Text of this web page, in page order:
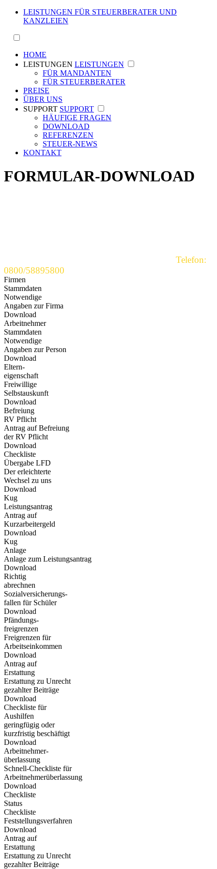
LEISTUNGEN FÜR STEUERBERATER UND
KANZLEIEN
HOME
LEISTUNGEN LEISTUNGEN
FÜR MANDANTEN
FÜR STEUERBERATER
PREISE
ÜBER UNS
SUPPORT SUPPORT
HÄUFIGE FRAGEN
DOWNLOAD
REFERENZEN
STEUER-NEWS
KONTAKT
FORMULAR-DOWNLOAD
Telefon:
0800/58895800
Firmen
Stammdaten
Notwendige
Angaben zur Firma
Download
Arbeitnehmer
Stammdaten
Notwendige
Angaben zur Person
Download
Eltern-
eigenschaft
Freiwillige
Selbstauskunft
Download
Befreiung
RV Pflicht
Antrag auf Befreiung
der RV Pflicht
Download
Checkliste
Übergabe LFD
Der erleichterte
Wechsel zu uns
Download
Kug
Leistungsantrag
Antrag auf
Kurzarbeitergeld
Download
Kug
Anlage
Anlage zum Leistungsantrag
Download
Richtig
abrechnen
Sozialversicherungs-
fallen für Schüler
Download
Pfändungs-
freigrenzen
Freigrenzen für
Arbeitseinkommen
Download
Antrag auf
Erstattung
Erstattung zu Unrecht
gezahlter Beiträge
Download
Checkliste für
Aushilfen
geringfügig oder
kurzfristig beschäftigt
Download
Arbeitnehmer-
überlassung
Schnell-Checkliste für
Arbeitnehmerüberlassung
Download
Checkliste
Status
Checkliste
Feststellungsverfahren
Download
Antrag auf
Erstattung
Erstattung zu Unrecht
gezahlter Beiträge